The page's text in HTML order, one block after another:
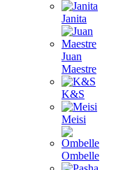
Janita
Juan
Maestre
K&S
Meisi
Ombelle